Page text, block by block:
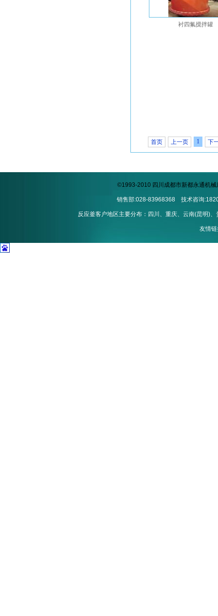
衬四氟搅拌罐
首页 上一页 1 下
©1993-2010 四川成都市新都永通机
销售部:028-83968368 技术咨询
反应釜客户地区主要分布：四川、重庆、云南(昆明)
友情